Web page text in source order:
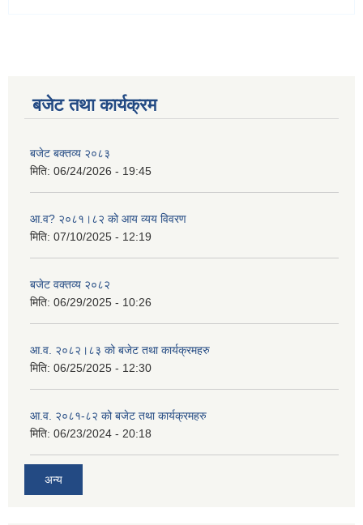
बजेट तथा कार्यक्रम
बजेट बक्तव्य २०८३
मिति: 06/24/2026 - 19:45
आ.व? २०८१।८२ को आय व्यय विवरण
मिति: 07/10/2025 - 12:19
बजेट वक्तव्य २०८२
मिति: 06/29/2025 - 10:26
आ.व. २०८२।८३ को बजेट तथा कार्यक्रमहरु
मिति: 06/25/2025 - 12:30
आ.व. २०८१-८२ को बजेट तथा कार्यक्रमहरु
मिति: 06/23/2024 - 20:18
अन्य